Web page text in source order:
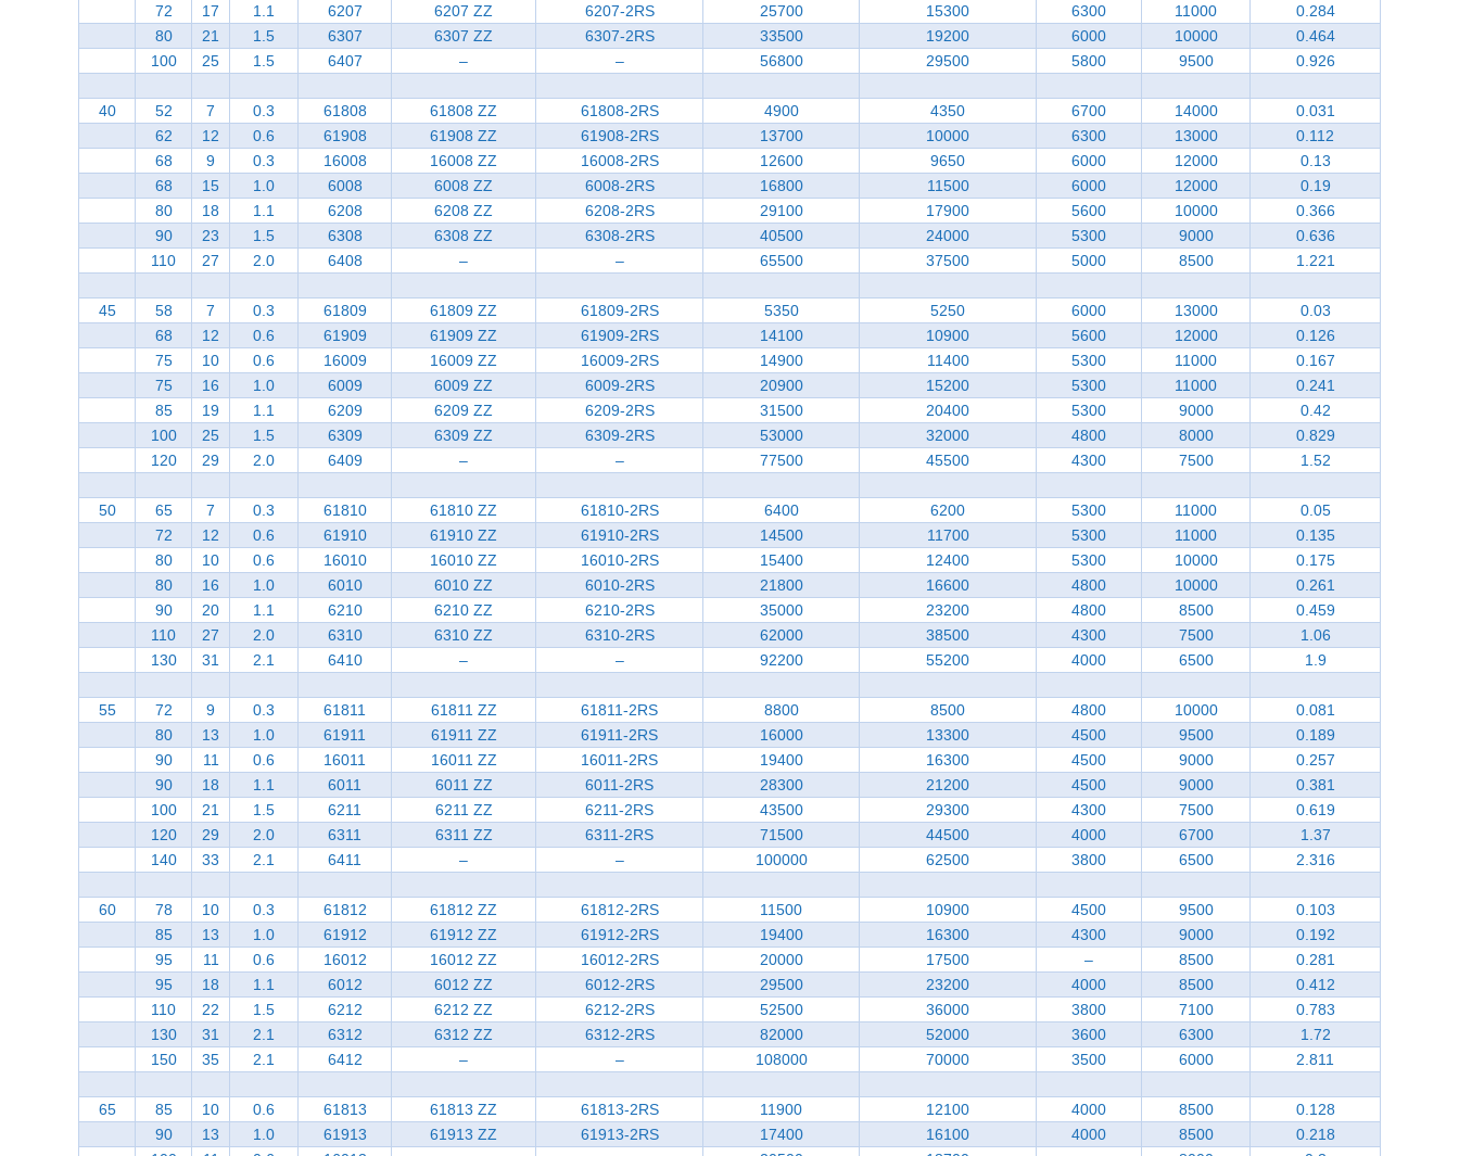
72
17 1.1 6207 6207 ZZ 6207-2RS 25700 15300 6300 11000
0.284
80
21 1.5 6307 6307 ZZ 6307-2RS 33500 19200 6000 10000
0.464
100
25 1.5 6407 – – 56800 29500 5800 9500 0.926
40 52 7 0.3 61808 61808 ZZ 61808-2RS 4900 4350 6700 14000
0.031
62
12 0.6 61908 61908 ZZ 61908-2RS 13700 10000 6300 13000
0.112
68
9 0.3 16008 16008 ZZ 16008-2RS 12600 9650 6000 12000
0.13
68
15 1.0 6008 6008 ZZ 6008-2RS 16800 11500 6000 12000
0.19
80
18 1.1 6208 6208 ZZ 6208-2RS 29100 17900 5600 10000
0.366
90
23 1.5 6308 6308 ZZ 6308-2RS 40500 24000 5300 9000
0.636
110
27 2.0 6408 – – 65500 37500 5000 8500 1.221
45 58 7 0.3 61809 61809 ZZ 61809-2RS 5350 5250 6000 13000
0.03
68
12 0.6 61909 61909 ZZ 61909-2RS 14100 10900 5600 12000
0.126
75
10 0.6 16009 16009 ZZ 16009-2RS 14900 11400 5300 11000
0.167
75
16 1.0 6009 6009 ZZ 6009-2RS 20900 15200 5300 11000
0.241
85
19 1.1 6209 6209 ZZ 6209-2RS 31500 20400 5300 9000
0.42
100
25 1.5 6309 6309 ZZ 6309-2RS 53000 32000 4800 8000
0.829
120
29 2.0 6409 – – 77500 45500 4300 7500 1.52
50 65 7 0.3 61810 61810 ZZ 61810-2RS 6400 6200 5300 11000
0.05
72
12 0.6 61910 61910 ZZ 61910-2RS 14500 11700 5300 11000
0.135
80
10 0.6 16010 16010 ZZ 16010-2RS 15400 12400 5300 10000
0.175
80
16 1.0 6010 6010 ZZ 6010-2RS 21800 16600 4800 10000
0.261
90
20 1.1 6210 6210 ZZ 6210-2RS 35000 23200 4800 8500
0.459
110
27 2.0 6310 6310 ZZ 6310-2RS 62000 38500 4300 7500
1.06
130
31 2.1 6410 – – 92200 55200 4000 6500 1.9
55 72 9 0.3 61811 61811 ZZ 61811-2RS 8800 8500 4800 10000
0.081
80
13 1.0 61911 61911 ZZ 61911-2RS 16000 13300 4500 9500
0.189
90
11 0.6 16011 16011 ZZ 16011-2RS 19400 16300 4500 9000
0.257
90
18 1.1 6011 6011 ZZ 6011-2RS 28300 21200 4500 9000
0.381
100
21 1.5 6211 6211 ZZ 6211-2RS 43500 29300 4300 7500
0.619
120
29 2.0 6311 6311 ZZ 6311-2RS 71500 44500 4000 6700
1.37
140
33 2.1 6411 – – 100000 62500 3800 6500 2.316
60 78 10 0.3 61812 61812 ZZ 61812-2RS 11500 10900 4500 9500
0.103
85
13 1.0 61912 61912 ZZ 61912-2RS 19400 16300 4300 9000
0.192
95
11 0.6 16012 16012 ZZ 16012-2RS 20000 17500 – 8500
0.281
95
18 1.1 6012 6012 ZZ 6012-2RS 29500 23200 4000 8500
0.412
110
22 1.5 6212 6212 ZZ 6212-2RS 52500 36000 3800 7100
0.783
130
31 2.1 6312 6312 ZZ 6312-2RS 82000 52000 3600 6300
1.72
150
35 2.1 6412 – – 108000 70000 3500 6000 2.811
65 85 10 0.6 61813 61813 ZZ 61813-2RS 11900 12100 4000 8500
0.128
90
13 1.0 61913 61913 ZZ 61913-2RS 17400 16100 4000 8500
0.218